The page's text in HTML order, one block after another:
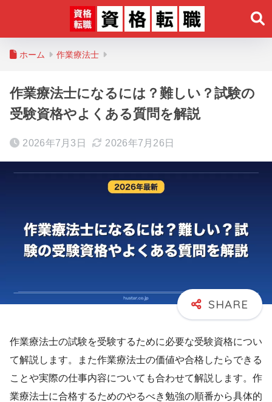
ホーム 作業療法士
作業療法士になるには？難しい？試験の
受験資格やよくある質問を解説
2026年7月3日 2026年7月26日
作業療法士の試験を受験するために必要な受験資格につい
て解説します。また作業療法士の価値や合格したらできる
ことや実際の仕事内容についても合わせて解説します。作
業療法士に合格するためのやるべき勉強の順番から具体的